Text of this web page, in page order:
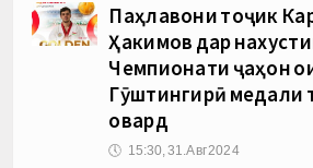
Паҳлавони тоҷик
Ҳакимов дар
Чемпионати ҷаҳон
Гӯштингирӣ медали
овард
🕔 15:30, 31.Авг 2024